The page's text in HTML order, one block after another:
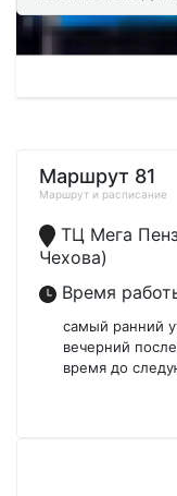
Маршрут 81
Маршрут и расписание
ТЦ Мега
Чехова)
Время
самый ранний
вечерний
время до